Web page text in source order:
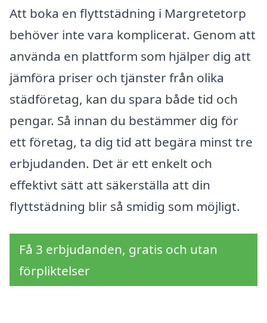
Att boka en flyttstädning i Margretetorp
behöver inte vara komplicerat. Genom att
använda en plattform som hjälper dig att
jämföra priser och tjänster från olika
städföretag, kan du spara både tid och
pengar. Så innan du bestämmer dig för
ett företag, ta dig tid att begära minst tre
erbjudanden. Det är ett enkelt och
effektivt sätt att säkerställa att din
flyttstädning blir så smidig som möjligt.
Få 3 erbjudanden, gratis och utan
förpliktelser